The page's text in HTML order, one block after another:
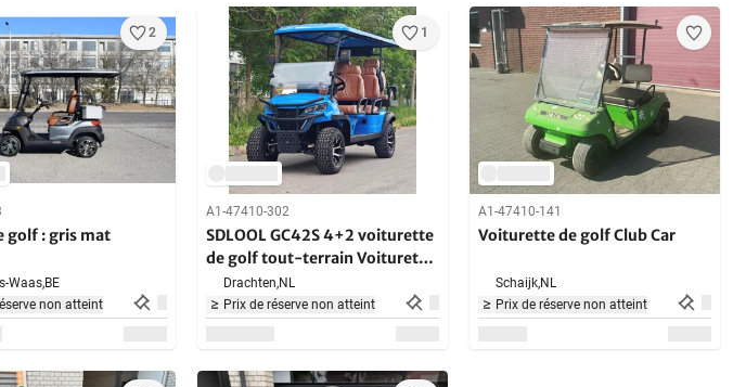
2
golf : gris mat
Waas,BE
non atteint
1
A1-47410-302
SDLOOL GC42S 4+2 voiturette
de golf tout-terrain Voiturette
bleue
Drachten,NL
Prix de réserve non atteint
A1-47410-141
Voiturette de golf Club Car
Schaijk,NL
Prix de réserve non atteint